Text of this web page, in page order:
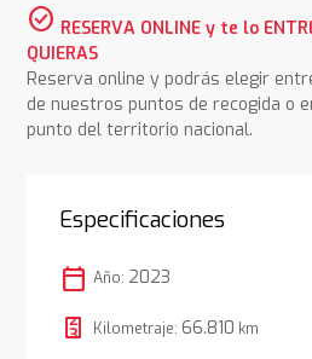
check_circle RESERVA ONLINE y te lo
QUIERAS
Reserva online y podrás elegir
de nuestros puntos de recogida o
punto del territorio nacional.
Especificaciones
calendar_today Año: 2023
Kilometraje: 66.810 km